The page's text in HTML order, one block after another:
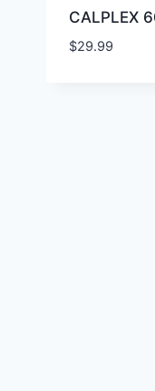
CALPLEX
$29.99